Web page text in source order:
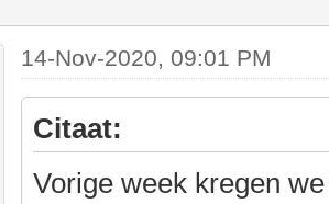
14-Nov-2020, 09:01 PM
Citaat:
Vorige week kregen